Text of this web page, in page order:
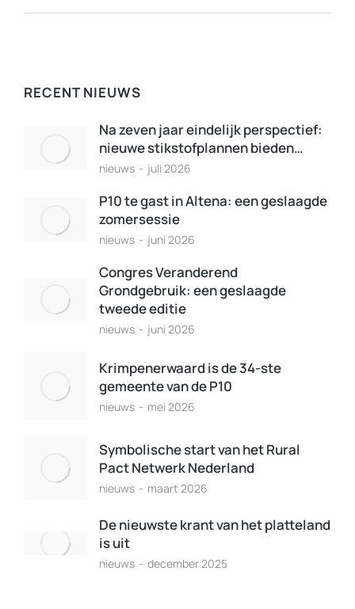
RECENT NIEUWS
Na zeven jaar eindelijk perspectief:
nieuwe stikstofplannen bieden…
nieuws juli 2026
P10 te gast in Altena: een geslaagde
zomersessie
nieuws juni 2026
Congres Veranderend
Grondgebruik: een geslaagde
tweede editie
nieuws juni 2026
Krimpenerwaard is de 34-ste
gemeente van de P10
nieuws mei 2026
Symbolische start van het Rural
Pact Netwerk Nederland
nieuws maart 2026
De nieuwste krant van het platteland
is uit
nieuws december 2025